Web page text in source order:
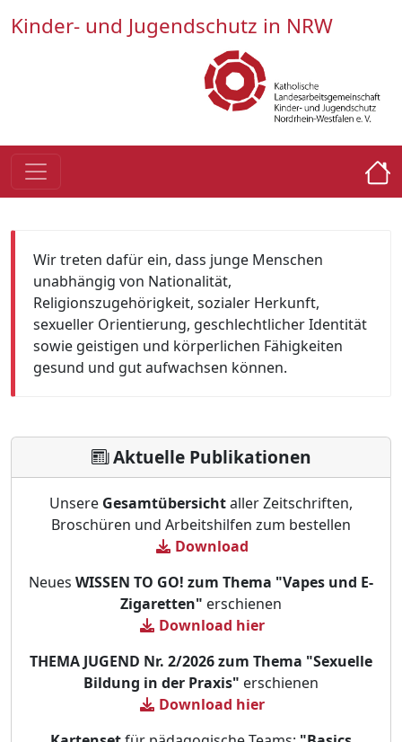
Kinder- und Jugendschutz in NRW
Wir treten dafür ein, dass junge Menschen
unabhängig von Nationalität,
Religionszugehörigkeit, sozialer Herkunft,
sexueller Orientierung, geschlechtlicher Identität
sowie geistigen und körperlichen Fähigkeiten
gesund und gut aufwachsen können.
Aktuelle Publikationen
Unsere Gesamtübersichtaller Zeitschriften,
Broschüren und Arbeitshilfen zum bestellen
Download
Neues WISSEN TO GO! zum Thema "Vapes und E-
Zigaretten" erschienen
Download hier
THEMA JUGEND Nr. 2/2026 zum Thema "Sexuelle
Bildung in der Praxis" erschienen
Download hier